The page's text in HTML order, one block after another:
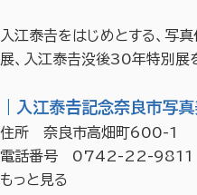
入江泰𠮷をはじめとする、写
展、入江泰𠮷没後30年特別
｜入江泰𠮷記念奈良市写
住所 奈良市高畑町600-1
電話番号 0742-22-9811
もっと見る